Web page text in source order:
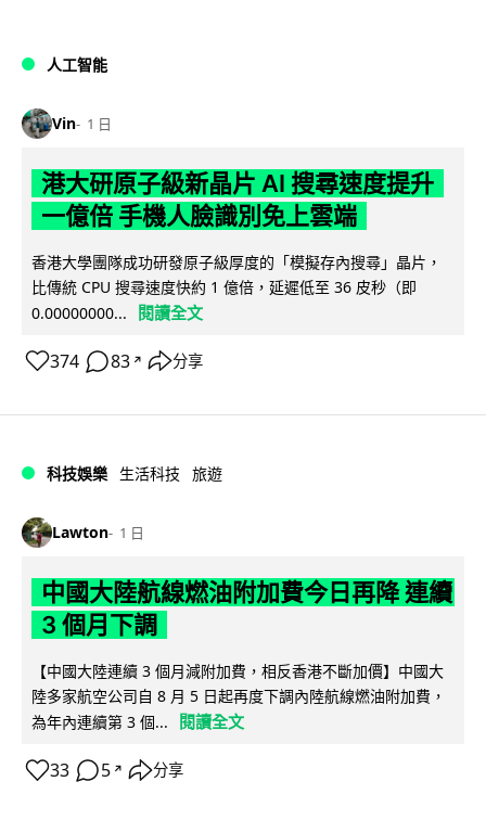
人工智能
Vin 1 日
港大研原子級新晶片 AI 搜尋速度提升
一億倍 手機人臉識別免上雲端
香港大學團隊成功研發原子級厚度的「模擬存內搜尋」晶片，
比傳統 CPU 搜尋速度快約 1 億倍，延遲低至 36 皮秒（即
0.00000000...
閱讀全文
374 83 ↗ 分享
科技娛樂 生活科技 旅遊
Lawton 1 日
中國大陸航線燃油附加費今日再降 連續
3 個月下調
【中國大陸連續 3 個月減附加費，相反香港不斷加價】中國大
陸多家航空公司自 8 月 5 日起再度下調內陸航線燃油附加費，
為年內連續第 3 個...
閱讀全文
33 5 ↗ 分享